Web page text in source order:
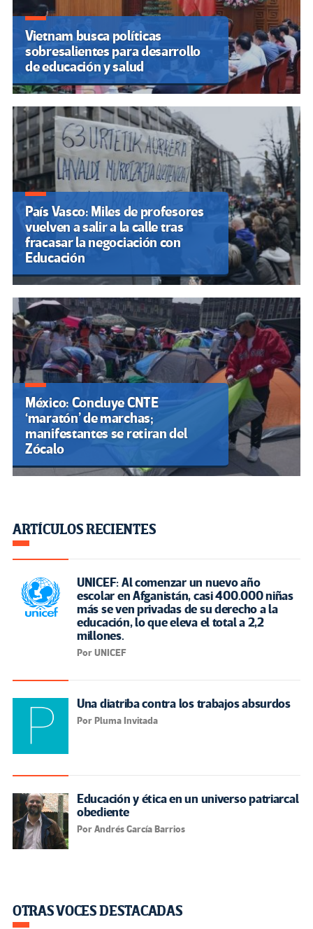
Vietnam busca políticas
sobresalientes para desarrollo
de educación y salud
País Vasco: Miles de profesores
vuelven a salir a la calle tras
fracasar la negociación con
Educación
México: Concluye CNTE
‘maratón’ de marchas;
manifestantes se retiran del
Zócalo
ARTÍCULOS RECIENTES
UNICEF: Al comenzar un nuevo año
escolar en Afganistán, casi 400.000 niñas
más se ven privadas de su derecho a la
educación, lo que eleva el total a 2,2
millones.
Por UNICEF
Una diatriba contra los trabajos absurdos
Por Pluma Invitada
Educación y ética en un universo patriarcal
obediente
Por Andrés García Barrios
OTRAS VOCES DESTACADAS